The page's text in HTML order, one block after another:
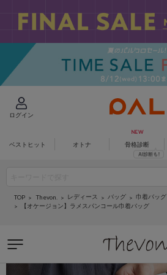
ログイン
ベストヒット オトナ 骨格診断
TOP Thevon. レディース バッグ
巾着バッグ
【オケージョン】ラメスパンコール巾着バッグ